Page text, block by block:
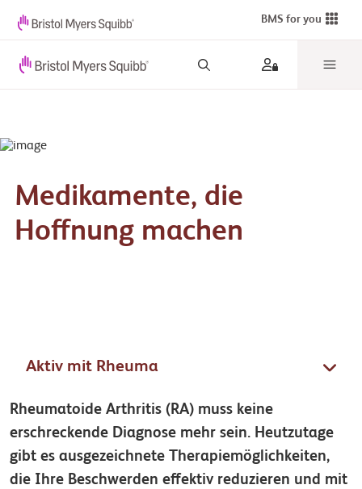
BMS for you
Medikamente, die
Hoffnung machen
Aktiv mit Rheuma
Rheumatoide Arthritis (RA) muss keine
erschreckende Diagnose mehr sein. Heutzutage
gibt es ausgezeichnete Therapiemöglichkeiten,
die Ihre Beschwerden effektiv reduzieren und mit